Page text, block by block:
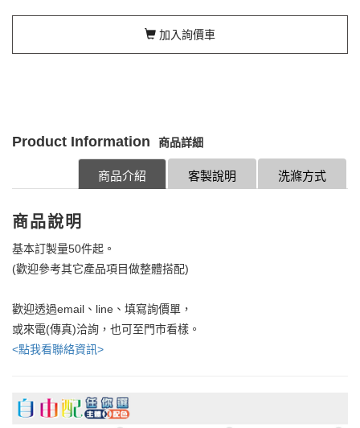
加入詢價車
Product Information 商品詳細
洗滌方式
客製說明
商品介紹
商品說明
基本訂製量50件起。
(歡迎參考其它產品項目做整體搭配)
歡迎透過email、line、填寫詢價單，
或來電(傳真)洽詢，也可至門市看樣。
<點我看聯絡資訊>